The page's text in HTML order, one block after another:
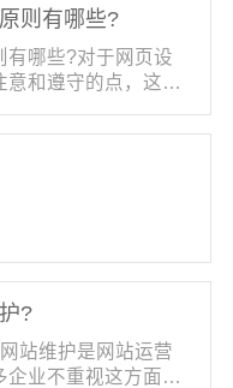
则有哪些?
有哪些?对于网页设
和遵守的点，这里
?
站维护是网站运营
企业不重视这方面，